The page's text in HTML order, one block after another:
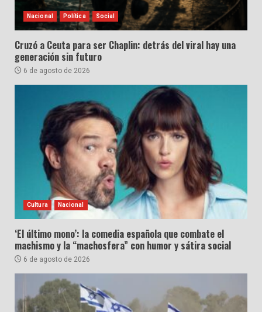
Nacional Política Social
Cruzó a Ceuta para ser Chaplin: detrás del viral hay una
generación sin futuro
6 de agosto de 2026
Cultura Nacional
‘El último mono’: la comedia española que combate el
machismo y la “machosfera” con humor y sátira social
6 de agosto de 2026